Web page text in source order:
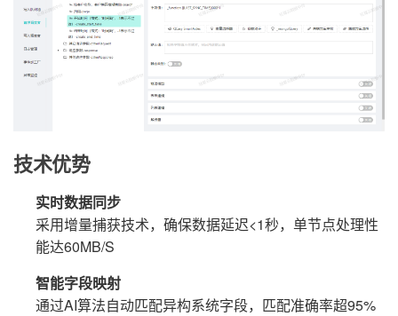
技术优势
实时数据同步
采用增量捕获技术，确保数据延迟<1秒，单节点处理性
能达60MB/S
智能字段映射
通过AI算法自动匹配异构系统字段，匹配准确率超95%